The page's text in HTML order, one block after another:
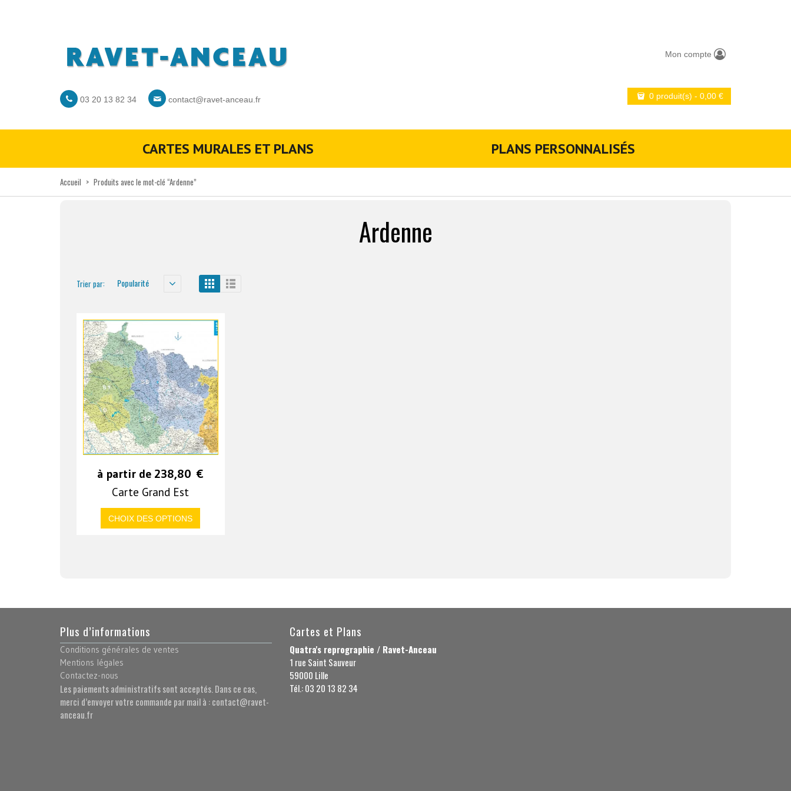
03 20 13 82 34 contact@ravet-anceau.fr
Mon compte
0 produit(s) - 0,00 €
CARTES MURALES ET PLANS PLANS PERSONNALISÉS
Accueil > Produits avec le mot-clé “Ardenne”
Ardenne
Trier par: Popularité
à partir de 238,80 €
Carte Grand Est
CHOIX DES OPTIONS
Plus d’informations
Conditions générales de ventes
Mentions légales
Contactez-nous
Les paiements administratifs sont acceptés. Dans ce cas,
merci d’envoyer votre commande par mail à : contact@ravet-
anceau.fr
Cartes et Plans
Quatra's reprographie / Ravet-Anceau
1 rue Saint Sauveur
59000 Lille
Tél.: 03 20 13 82 34